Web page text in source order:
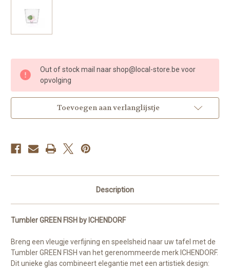
voorraad:Out of stock mail naar shop@local-store.be voor
opvolging
Toevoegen aan verlanglijstje
Description
Tumbler GREEN FISH by ICHENDORF
Breng een vleugje verfijning en speelsheid naar uw tafel met de
Tumbler GREEN FISH van het gerenommeerde merk ICHENDORF.
Dit unieke glas combineert elegantie met een artistiek design: